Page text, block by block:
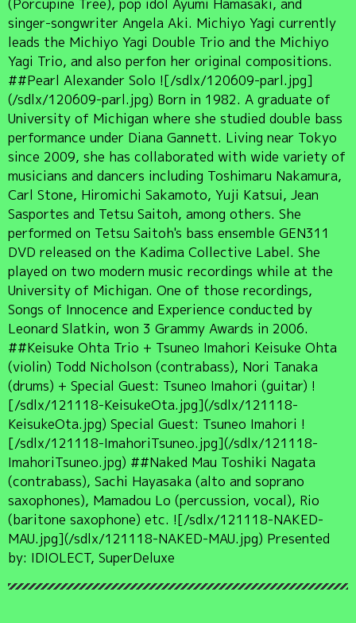
(Porcupine Tree), pop idol Ayumi Hamasaki, and
singer-songwriter Angela Aki. Michiyo Yagi currently
leads the Michiyo Yagi Double Trio and the Michiyo
Yagi Trio, and also perfon her original compositions.
##Pearl Alexander Solo ![/sdlx/120609-parl.jpg]
(/sdlx/120609-parl.jpg) Born in 1982. A graduate of
University of Michigan where she studied double bass
performance under Diana Gannett. Living near Tokyo
since 2009, she has collaborated with wide variety of
musicians and dancers including Toshimaru Nakamura,
Carl Stone, Hiromichi Sakamoto, Yuji Katsui, Jean
Sasportes and Tetsu Saitoh, among others. She
performed on Tetsu Saitoh's bass ensemble GEN311
DVD released on the Kadima Collective Label. She
played on two modern music recordings while at the
University of Michigan. One of those recordings,
Songs of Innocence and Experience conducted by
Leonard Slatkin, won 3 Grammy Awards in 2006.
##Keisuke Ohta Trio + Tsuneo Imahori Keisuke Ohta
(violin) Todd Nicholson (contrabass), Nori Tanaka
(drums) + Special Guest: Tsuneo Imahori (guitar) !
[/sdlx/121118-KeisukeOta.jpg](/sdlx/121118-
KeisukeOta.jpg) Special Guest: Tsuneo Imahori !
[/sdlx/121118-ImahoriTsuneo.jpg](/sdlx/121118-
ImahoriTsuneo.jpg) ##Naked Mau Toshiki Nagata
(contrabass), Sachi Hayasaka (alto and soprano
saxophones), Mamadou Lo (percussion, vocal), Rio
(baritone saxophone) etc. ![/sdlx/121118-NAKED-
MAU.jpg](/sdlx/121118-NAKED-MAU.jpg) Presented
by: IDIOLECT, SuperDeluxe